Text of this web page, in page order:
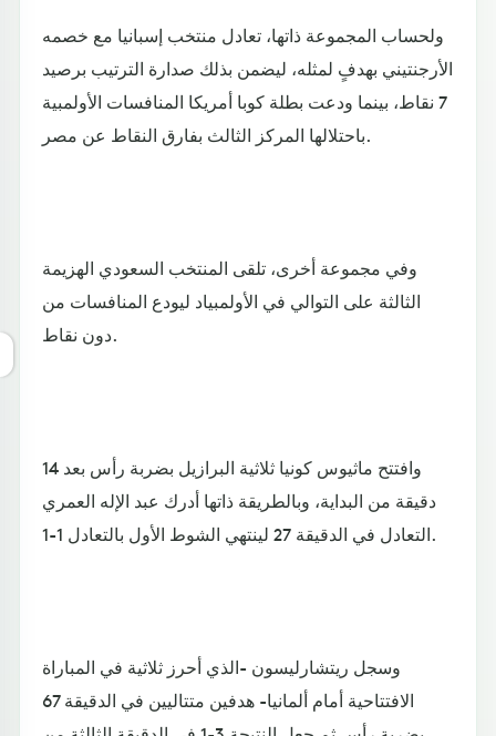
ولحساب المجموعة ذاتها، تعادل منتخب إسبانيا مع خصمه
الأرجنتيني بهدفٍ لمثله، ليضمن بذلك صدارة الترتيب برصيد
7 نقاط، بينما ودعت بطلة كوبا أمريكا المنافسات الأولمبية
باحتلالها المركز الثالث بفارق النقاط عن مصر.
وفي مجموعة أخرى، تلقى المنتخب السعودي الهزيمة
الثالثة على التوالي في الأولمبياد ليودع المنافسات من
دون نقاط.
وافتتح ماثيوس كونيا ثلاثية البرازيل بضربة رأس بعد 14
دقيقة من البداية، وبالطريقة ذاتها أدرك عبد الإله العمري
التعادل في الدقيقة 27 لينتهي الشوط الأول بالتعادل 1-1.
وسجل ريتشارليسون -الذي أحرز ثلاثية في المباراة
الافتتاحية أمام ألمانيا- هدفين متتاليين في الدقيقة 67